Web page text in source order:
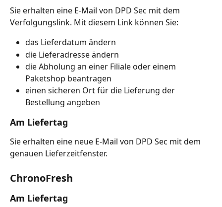
Sie erhalten eine E-Mail von DPD Sec mit dem
Verfolgungslink. Mit diesem Link können Sie:
das Lieferdatum ändern
die Lieferadresse ändern
die Abholung an einer Filiale oder einem
Paketshop beantragen
einen sicheren Ort für die Lieferung der
Bestellung angeben
Am Liefertag
Sie erhalten eine neue E-Mail von DPD Sec mit dem
genauen Lieferzeitfenster.
ChronoFresh
Am Liefertag